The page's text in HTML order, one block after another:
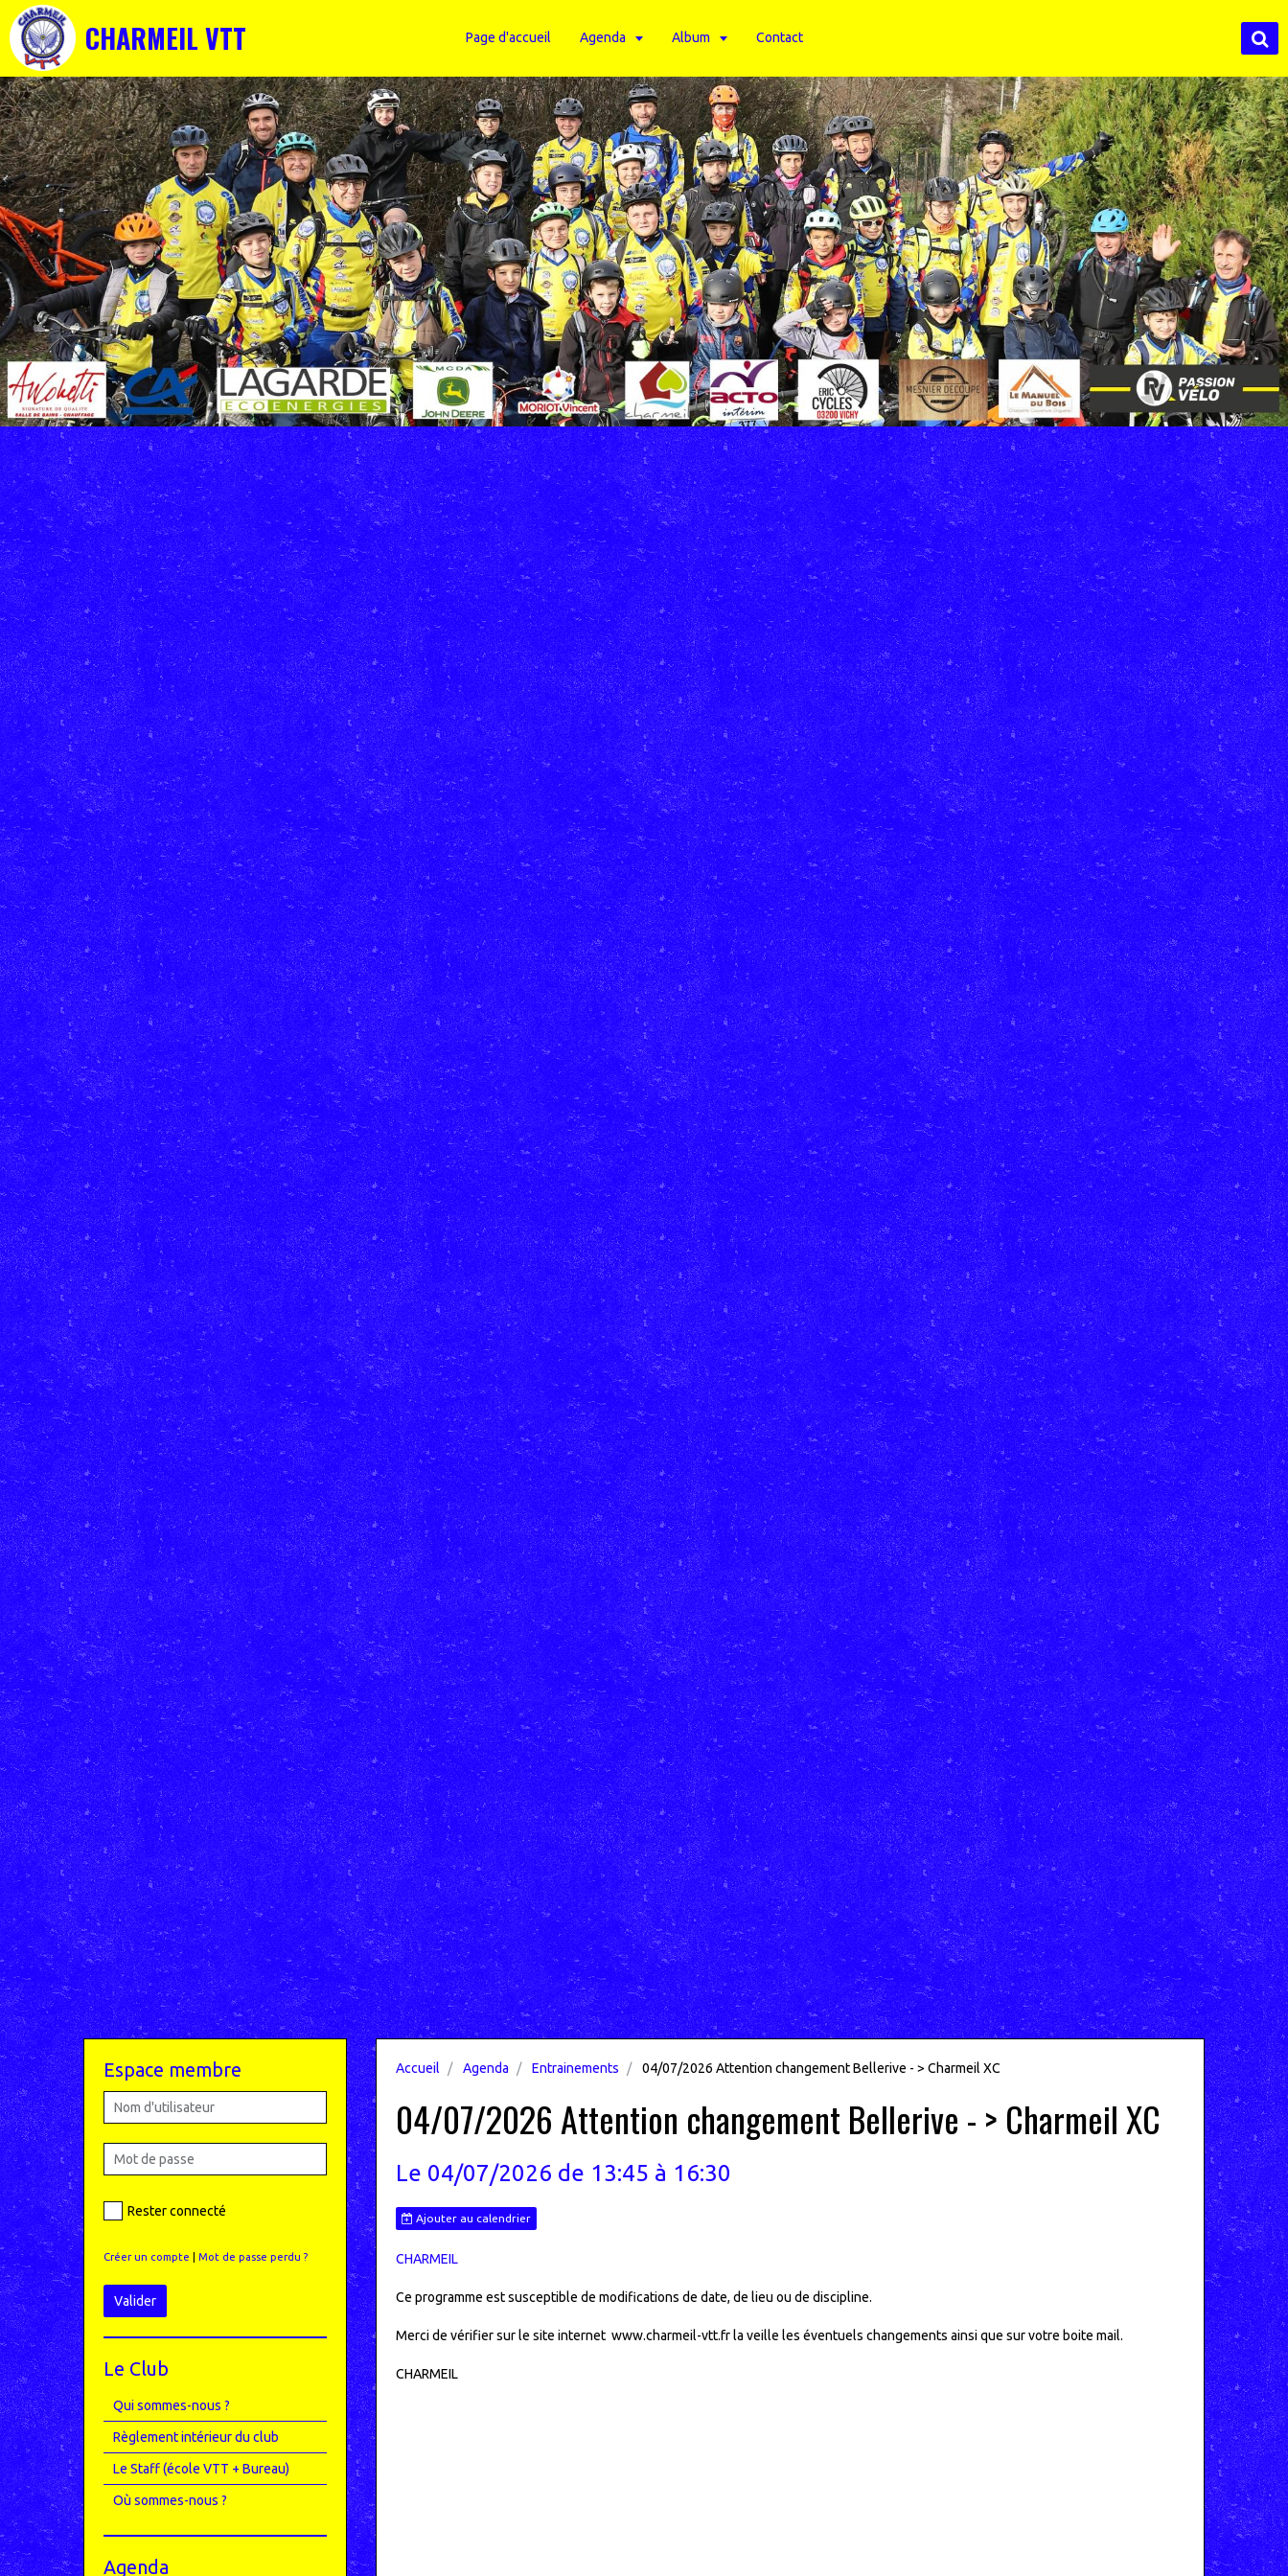
CHARMEIL VTT Page d'accueil Agenda Album Contact
Accueil Agenda Entrainements 04/07/2026 Attention changement Bellerive - > Charmeil XC
04/07/2026 Attention changement Bellerive - > Charmeil XC
Le 04/07/2026 de 13:45 à 16:30
Ajouter au calendrier
CHARMEIL
Ce programme est susceptible de modifications de date, de lieu ou de discipline.
Merci de vérifier sur le site internet www.charmeil-vtt.fr la veille les éventuels changements ainsi que sur votre boite mail.
CHARMEIL
Espace membre
Rester connecté
Créer un compte Mot de passe perdu ?
Valider
Le Club
Qui sommes-nous ?
Règlement intérieur du club
Le Staff (école VTT + Bureau)
Où sommes-nous ?
Agenda